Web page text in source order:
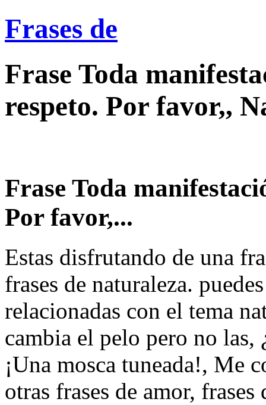
Frases de
Frase Toda
respeto. Por favor,,
Frase Toda
Por favor,...
Estas disfrutando de una
frases de naturaleza.
relacionadas con el tema
cambia el pelo pero no las,
¡Una mosca tuneada!, Me
otras frases de amor,